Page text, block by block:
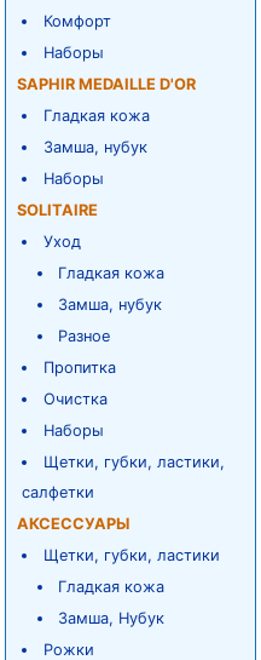
Комфорт
Наборы
SAPHIR MEDAILLE D'OR
Гладкая кожа
Замша, нубук
Наборы
SOLITAIRE
Уход
Гладкая кожа
Замша, нубук
Разное
Пропитка
Очистка
Наборы
Щетки, губки, ластики,
салфетки
АКСЕССУАРЫ
Щетки, губки, ластики
Гладкая кожа
Замша, Нубук
Рожки